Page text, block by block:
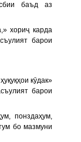
баъд аз
хориҷ карда
барои
кӯдак»
барои
понздаҳум,
бо мазмуни